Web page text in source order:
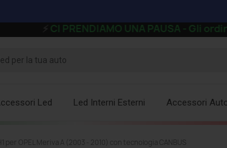
CI PRENDIAMO UNA PAUSA - Gli ordini
Led Led Interni Esterni Accessori
per OPEL Meriva A (2003 - 2010) con tecnologia CANBUS